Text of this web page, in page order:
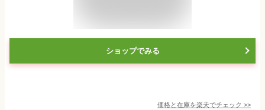
ショップでみる
価格と在庫を楽天でチェック >>